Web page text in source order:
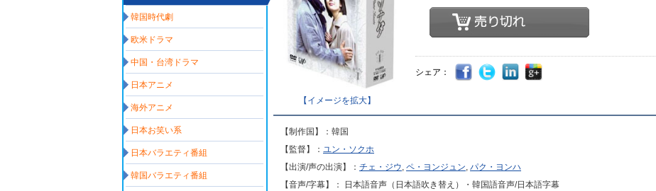
韓国時代劇
欧米ドラマ
中国・台湾ドラマ
日本アニメ
海外アニメ
日本お笑い系
日本バラエティ番組
韓国バラエティ番組
【イメージを拡大】
シェア：
【制作国】：韓国
【監督】： ユン・ソクホ
【出演/声の出演】： チェ・ジウ, ペ・ヨンジュン, パク・ヨンハ
【音声/字幕】： 日本語音声（日本語吹き替え）・韓国語音声/日本語字幕